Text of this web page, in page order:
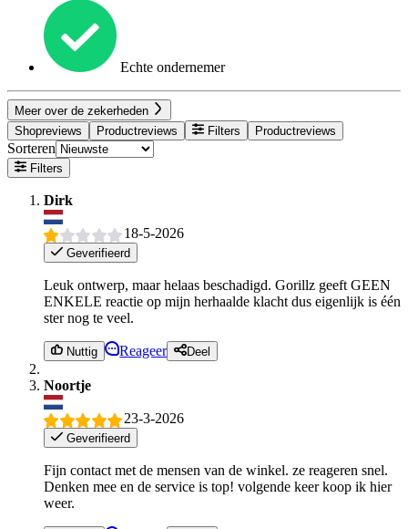
Echte ondernemer
Meer over de zekerheden
Shopreviews
Productreviews Filters Productreviews
Sorteren
Filters
Dirk
18-5-2026
Geverifieerd
Leuk ontwerp, maar helaas beschadigd. Gorillz geeft GEEN
ENKELE reactie op mijn herhaalde klacht dus eigenlijk is één
ster nog te veel.
Nuttig Reageer Deel
Noortje
23-3-2026
Geverifieerd
Fijn contact met de mensen van de winkel. ze reageren snel.
Denken mee en de service is top! volgende keer koop ik hier
weer.